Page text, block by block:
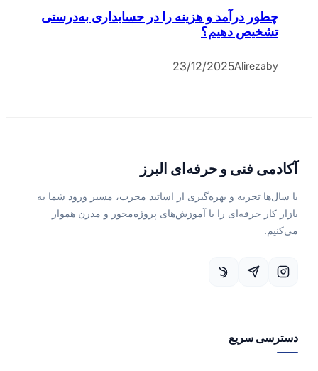
چطور درآمد و هزینه را در حسابداری به‌درستی
تشخیص دهیم؟
by
Alireza
23/12/2025
آکادمی فنی و حرفه‌ای البرز
با سال‌ها تجربه و بهره‌گیری از اساتید مجرب، مسیر ورود شما به
بازار کار حرفه‌ای را با آموزش‌های پروژه‌محور و مدرن هموار
می‌کنیم.
دسترسی سریع